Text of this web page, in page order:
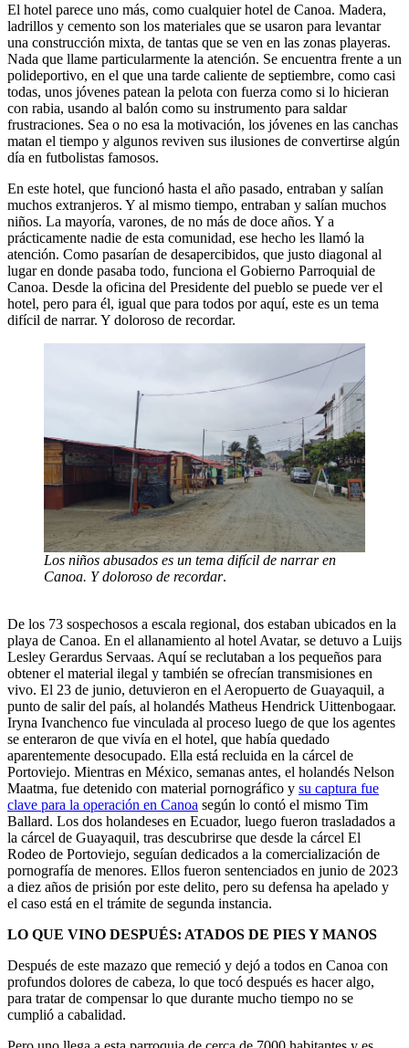
El hotel parece uno más, como cualquier hotel de Canoa. Madera,
ladrillos y cemento son los materiales que se usaron para levantar
una construcción mixta, de tantas que se ven en las zonas playeras.
Nada que llame particularmente la atención. Se encuentra frente a un
polideportivo, en el que una tarde caliente de septiembre, como casi
todas, unos jóvenes patean la pelota con fuerza como si lo hicieran
con rabia, usando al balón como su instrumento para saldar
frustraciones. Sea o no esa la motivación, los jóvenes en las canchas
matan el tiempo y algunos reviven sus ilusiones de convertirse algún
día en futbolistas famosos.
En este hotel, que funcionó hasta el año pasado, entraban y salían
muchos extranjeros. Y al mismo tiempo, entraban y salían muchos
niños. La mayoría, varones, de no más de doce años. Y a
prácticamente nadie de esta comunidad, ese hecho les llamó la
atención. Como pasarían de desapercibidos, que justo diagonal al
lugar en donde pasaba todo, funciona el Gobierno Parroquial de
Canoa. Desde la oficina del Presidente del pueblo se puede ver el
hotel, pero para él, igual que para todos por aquí, este es un tema
difícil de narrar. Y doloroso de recordar.
Los niños abusados es un tema difícil de narrar en
Canoa. Y doloroso de recordar.
De los 73 sospechosos a escala regional, dos estaban ubicados en la
playa de Canoa. En el allanamiento al hotel Avatar, se detuvo a Luijs
Lesley Gerardus Servaas. Aquí se reclutaban a los pequeños para
obtener el material ilegal y también se ofrecían transmisiones en
vivo. El 23 de junio, detuvieron en el Aeropuerto de Guayaquil, a
punto de salir del país, al holandés Matheus Hendrick Uittenbogaar.
Iryna Ivanchenco fue vinculada al proceso luego de que los agentes
se enteraron de que vivía en el hotel, que había quedado
aparentemente desocupado. Ella está recluida en la cárcel de
Portoviejo. Mientras en México, semanas antes, el holandés Nelson
Maatma, fue detenido con material pornográfico y su captura fue
clave para la operación en Canoa según lo contó el mismo Tim
Ballard. Los dos holandeses en Ecuador, luego fueron trasladados a
la cárcel de Guayaquil, tras descubrirse que desde la cárcel El
Rodeo de Portoviejo, seguían dedicados a la comercialización de
pornografía de menores. Ellos fueron sentenciados en junio de 2023
a diez años de prisión por este delito, pero su defensa ha apelado y
el caso está en el trámite de segunda instancia.
LO QUE VINO DESPUÉS: ATADOS DE PIES Y MANOS
Después de este mazazo que remeció y dejó a todos en Canoa con
profundos dolores de cabeza, lo que tocó después es hacer algo,
para tratar de compensar lo que durante mucho tiempo no se
cumplió a cabalidad.